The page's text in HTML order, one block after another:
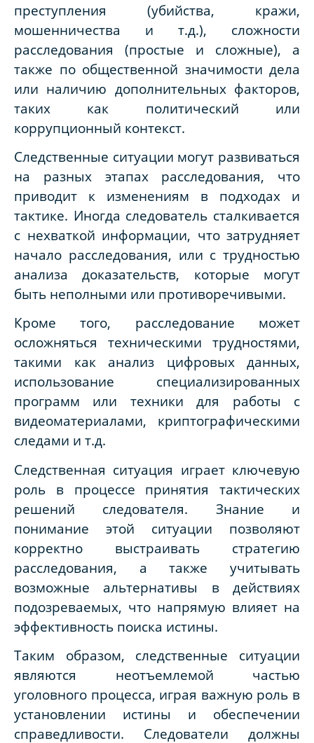
преступления (убийства, кражи,
мошенничества и т.д.), сложности
расследования (простые и сложные), а
также по общественной значимости дела
или наличию дополнительных факторов,
таких как политический или
коррупционный контекст.
Следственные ситуации могут развиваться
на разных этапах расследования, что
приводит к изменениям в подходах и
тактике. Иногда следователь сталкивается
с нехваткой информации, что затрудняет
начало расследования, или с трудностью
анализа доказательств, которые могут
быть неполными или противоречивыми.
Кроме того, расследование может
осложняться техническими трудностями,
такими как анализ цифровых данных,
использование специализированных
программ или техники для работы с
видеоматериалами, криптографическими
следами и т.д.
Следственная ситуация играет ключевую
роль в процессе принятия тактических
решений следователя. Знание и
понимание этой ситуации позволяют
корректно выстраивать стратегию
расследования, а также учитывать
возможные альтернативы в действиях
подозреваемых, что напрямую влияет на
эффективность поиска истины.
Таким образом, следственные ситуации
являются неотъемлемой частью
уголовного процесса, играя важную роль в
установлении истины и обеспечении
справедливости. Следователи должны